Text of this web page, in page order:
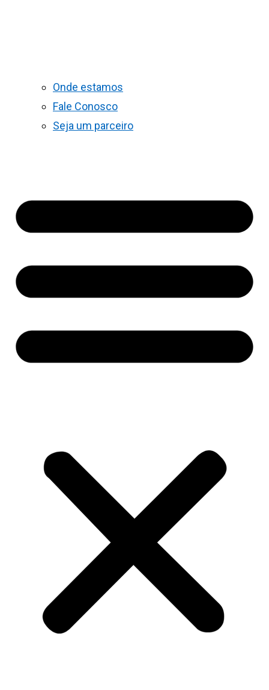
Onde estamos
Fale Conosco
Seja um parceiro